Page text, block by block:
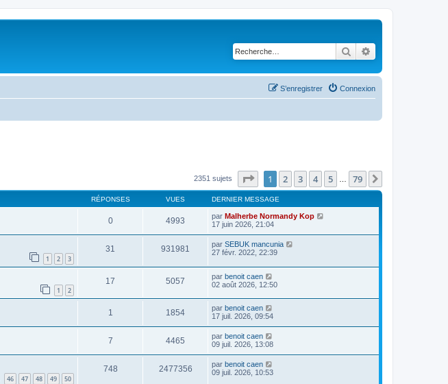
Rechercher
Connexion
S’enregistrer
2351 sujets Page sur79
1 2 3 4 5 79
RÉPONSES VUES DERNIER MESSAGE
0 4993 par Malherbe Normandy Kop
17 juin 2026, 21:04
1 2 3
31 931981 par SEBUK mancunia
27 févr. 2022, 22:39
1 2
17 5057 par benoit caen
02 août 2026, 12:50
1 1854 par benoit caen
17 juil. 2026, 09:54
7 4465 par benoit caen
09 juil. 2026, 13:08
46 47 48 49 50
748 2477356 par benoit caen
09 juil. 2026, 10:53